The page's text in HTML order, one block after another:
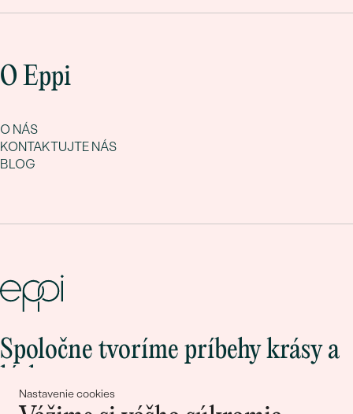
Nastavenie cookies
O Eppi
O NÁS
KONTAKTUJTE NÁS
BLOG
Spoločne tvoríme príbehy krásy a